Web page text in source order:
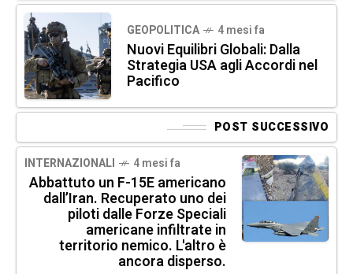
GEOPOLITICA 4 mesi fa
Nuovi Equilibri Globali: Dalla
Strategia USA agli Accordi nel
Pacifico
POST SUCCESSIVO
INTERNAZIONALI 4 mesi fa
Abbattuto un F-15E americano
dall’Iran. Recuperato uno dei
piloti dalle Forze Speciali
americane infiltrate in
territorio nemico. L'altro è
ancora disperso.